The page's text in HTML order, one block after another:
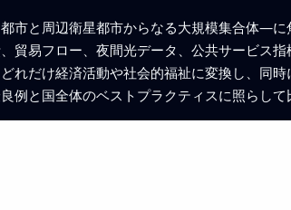
市と周辺衛星都市からなる大規模集合体—
貿易フロー、夜間光データ、公共サービス
れだけ経済活動や社会的福祉に変換し、同
と国全体のベストプラクティスに照らして